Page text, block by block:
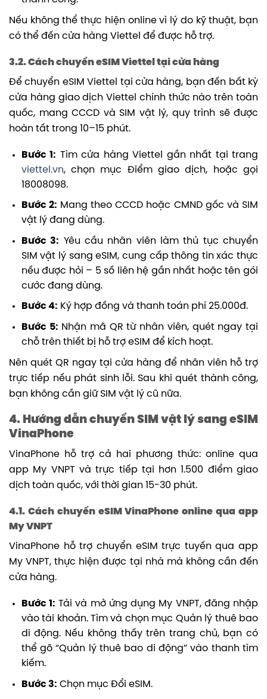
Nếu không thể thực hiện online vì lý do kỹ thuật, bạn
có thể đến cửa hàng Viettel để được hỗ trợ.
3.2. Cách chuyển eSIM Viettel tại cửa hàng
Để chuyển eSIM Viettel tại cửa hàng, bạn đến bất kỳ
cửa hàng giao dịch Viettel chính thức nào trên toàn
quốc, mang CCCD và SIM vật lý, quy trình sẽ được
hoàn tất trong 10–15 phút.
Bước 1: Tìm cửa hàng Viettel gần nhất tại trang
viettel.vn, chọn mục Điểm giao dịch, hoặc gọi
18008098.
Bước 2: Mang theo CCCD hoặc CMND gốc và SIM
vật lý đang dùng.
Bước 3: Yêu cầu nhân viên làm thủ tục chuyển
SIM vật lý sang eSIM, cung cấp thông tin xác thực
nếu được hỏi – 5 số liên hệ gần nhất hoặc tên gói
cước đang dùng.
Bước 4: Ký hợp đồng và thanh toán phí 25.000đ.
Bước 5: Nhận mã QR từ nhân viên, quét ngay tại
chỗ trên thiết bị hỗ trợ eSIM để kích hoạt.
Nên quét QR ngay tại cửa hàng để nhân viên hỗ trợ
trực tiếp nếu phát sinh lỗi. Sau khi quét thành công,
bạn không cần giữ SIM vật lý cũ nữa.
4. Hướng dẫn chuyển SIM vật lý sang eSIM
VinaPhone
VinaPhone hỗ trợ cả hai phương thức: online qua
app My VNPT và trực tiếp tại hơn 1.500 điểm giao
dịch toàn quốc, với thời gian 15-30 phút.
4.1. Cách chuyển eSIM VinaPhone online qua app
My VNPT
VinaPhone hỗ trợ chuyển eSIM trực tuyến qua app
My VNPT, thực hiện được tại nhà mà không cần đến
cửa hàng.
Bước 1: Tải và mở ứng dụng My VNPT, đăng nhập
vào tài khoản.Tìm và chọn mục Quản lý thuê bao
di động. Nếu không thấy trên trang chủ, bạn có
thể gõ “Quản lý thuê bao di động” vào thanh tìm
kiếm.
Bước 3: Chọn mục Đổi eSIM.